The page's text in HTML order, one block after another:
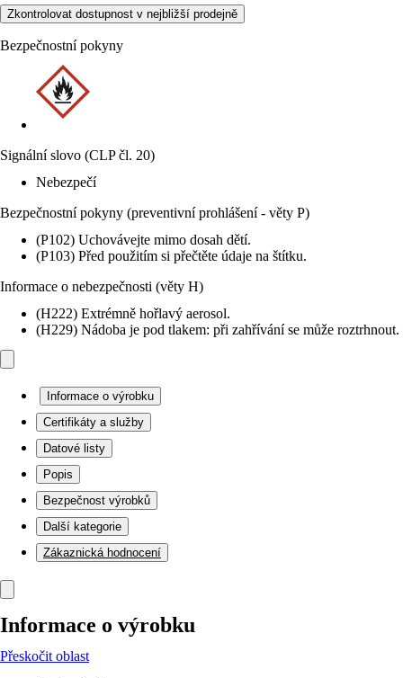
Zkontrolovat dostupnost v nejbližší prodejně
Bezpečnostní pokyny
Signální slovo (CLP čl. 20)
Nebezpečí
Bezpečnostní pokyny (preventivní prohlášení - věty P)
(P102) Uchovávejte mimo dosah dětí.
(P103) Před použitím si přečtěte údaje na štítku.
Informace o nebezpečnosti (věty H)
(H222) Extrémně hořlavý aerosol.
(H229) Nádoba je pod tlakem: při zahřívání se může roztrhnout.
Informace o výrobku
Certifikáty a služby
Datové listy
Popis
Bezpečnost výrobků
Další kategorie
Zákaznická hodnocení
Informace o výrobku
Přeskočit oblast